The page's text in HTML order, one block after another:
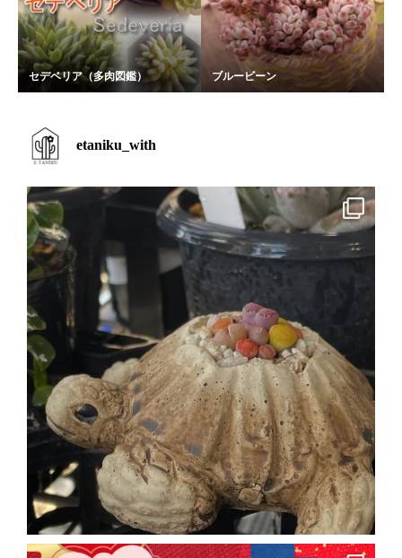
セデベリア（多肉図鑑） ブルービーン
etaniku_with